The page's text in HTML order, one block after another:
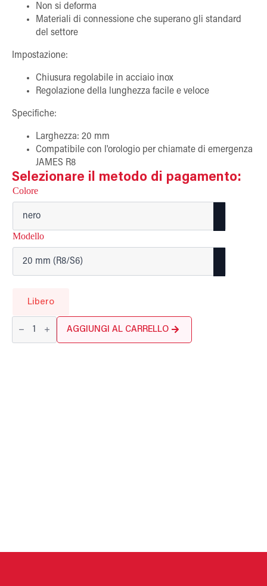
Non si deforma
Materiali di connessione che superano gli standard
del settore
Impostazione:
Chiusura regolabile in acciaio inox
Regolazione della lunghezza facile e veloce
Specifiche:
Larghezza: 20 mm
Compatibile con l'orologio per chiamate di emergenza
JAMES R8
Selezionare il metodo di pagamento:
Colore
Modello
Libero
Quantità
Stylisches
AGGIUNGI AL CARRELLO